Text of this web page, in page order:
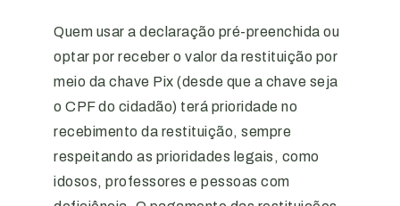
Quem usar a declaração pré-preenchida ou
optar por receber o valor da restituição por
meio da chave Pix (desde que a chave seja
o CPF do cidadão) terá prioridade no
recebimento da restituição, sempre
respeitando as prioridades legais, como
idosos, professores e pessoas com